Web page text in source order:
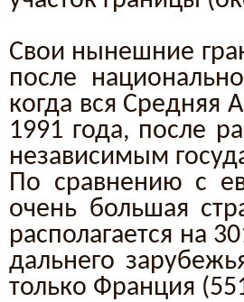
Свои нынешние
после
когда вся Средняя
1991 года, после
независимым
По сравнению с
очень большая
располагается на
дальнего
только Франция